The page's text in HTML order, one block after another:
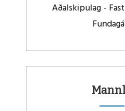
Aðalskipulag